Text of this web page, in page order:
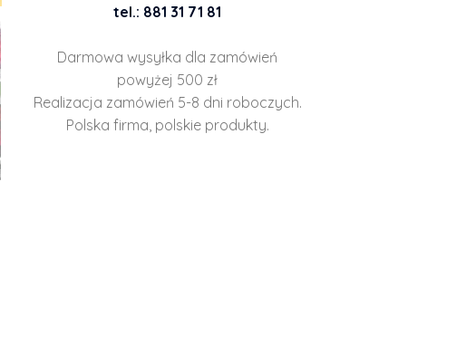
tel.: 881 31 71 81
Darmowa wysyłka dla zamówień
powyżej 500 zł
Realizacja zamówień 5-8 dni roboczych.
Polska firma, polskie produkty.